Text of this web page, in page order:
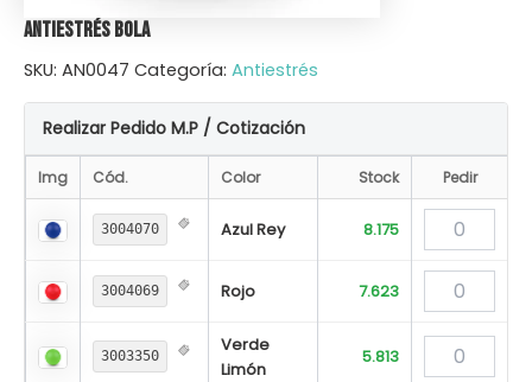
Antiestrés Bola
SKU: AN0047 Categoría: Antiestrés
Realizar Pedido M.P / Cotización
Img Cód. Color Stock Pedir
3004070 Azul Rey 8.175
3004069 Rojo 7.623
3003350
Verde
Limón
5.813